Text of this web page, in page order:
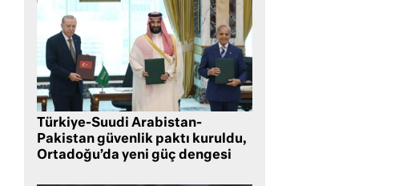
Türkiye-Suudi Arabistan-
Pakistan güvenlik paktı kuruldu,
Ortadoğu’da yeni güç dengesi